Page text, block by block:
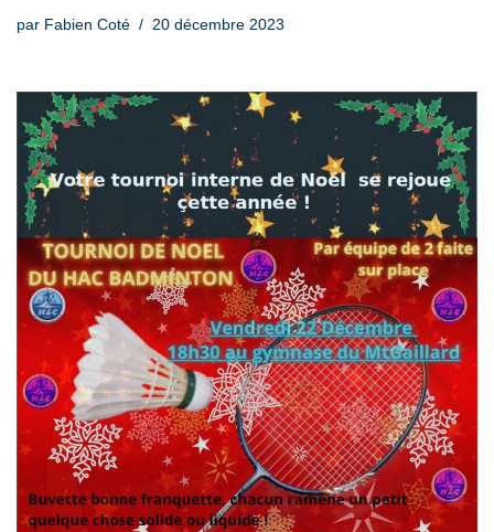
par Fabien Coté 20 décembre 2023